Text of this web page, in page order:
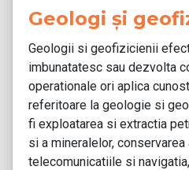
Geologi și
Geologii si geofizicienii
imbunatatesc sau dezvolta
operationale ori aplica
referitoare la geologie si
fi exploatarea si extractia
si a mineralelor,
telecomunicatiile si